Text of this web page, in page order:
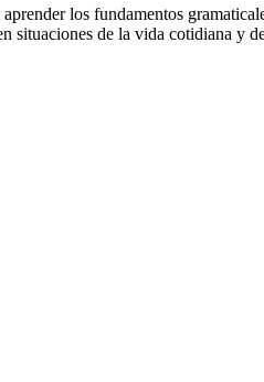
los fundamentos
situaciones de la vida cotidiana y